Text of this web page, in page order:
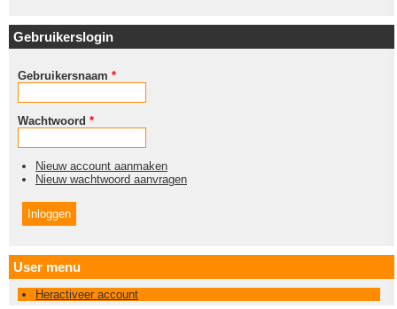
Gebruikerslogin
Gebruikersnaam *
Wachtwoord *
Nieuw account aanmaken
Nieuw wachtwoord aanvragen
User menu
Heractiveer account